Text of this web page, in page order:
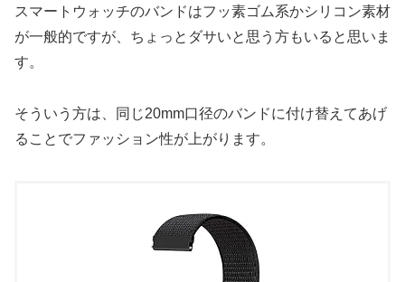
スマートウォッチのバンドはフッ素ゴム系かシリコン素材
が一般的ですが、ちょっとダサいと思う方もいると思いま
す。
そういう方は、同じ20mm口径のバンドに付け替えてあげ
ることでファッション性が上がります。